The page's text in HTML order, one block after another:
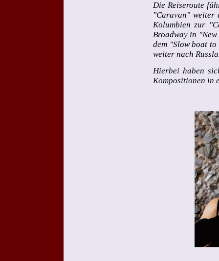
Die Reiseroute
"Caravan" weiter
Kolumbien zur
Broadway in
dem "Slow boat
weiter nach
Hierbei haben
Kompositionen in